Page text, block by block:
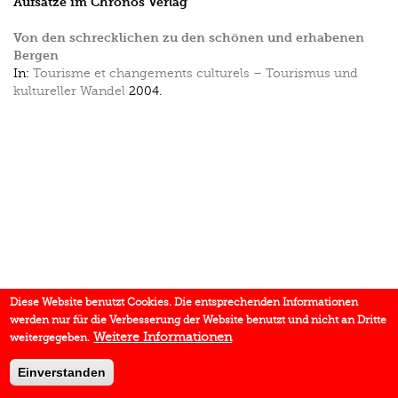
Von den schrecklichen zu den schönen und erhabenen
Bergen
In: Tourisme et changements culturels – Tourismus und
kultureller Wandel 2004.
Diese Website benutzt Cookies. Die entsprechenden Informationen
werden nur für die Verbesserung der Website benutzt und nicht an Dritte
weitergegeben. Weitere Informationen
Einverstanden